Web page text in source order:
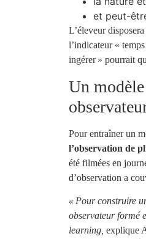
et peut-
L’éleveur
l’indicateur «
ingérer » pourrait
Un
Pour entraîner un
l’observation de
été filmées en
d’observation a
« Pour construire
observateur formé
learning, explique